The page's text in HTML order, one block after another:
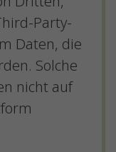
Party-
Daten, die
Solche
nicht auf